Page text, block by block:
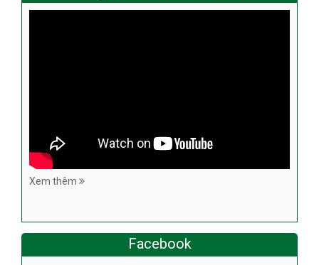
Xem thêm
Facebook